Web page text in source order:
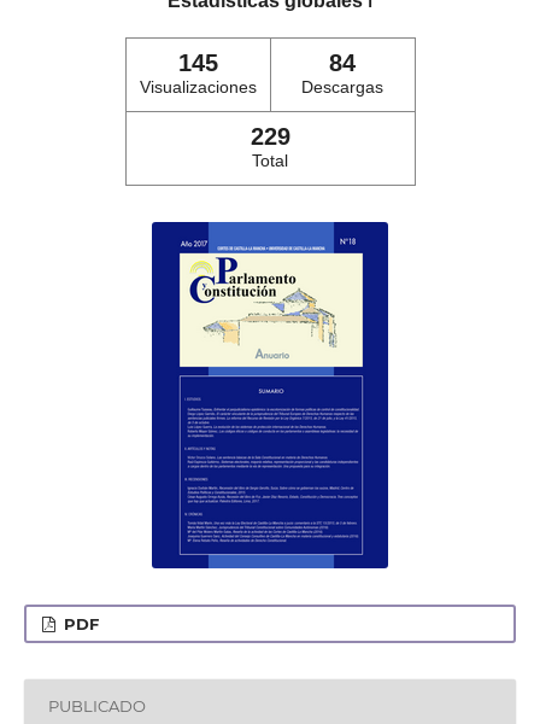
145
Visualizaciones
84
Descargas
229
Total
PDF
PUBLICADO